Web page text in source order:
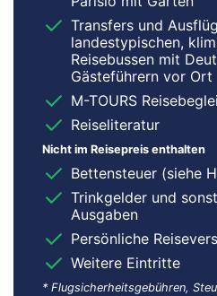
Transfers und
landestypischen,
Reisebussen mit
Gästeführern vor Ort
M-TOURS
Reiseliteratur
Nicht im Reisepreis enthalten
Bettensteuer (siehe
Trinkgelder und
Ausgaben
Persönliche
Weitere Eintritte
* Flugsicherheitsgebühren,